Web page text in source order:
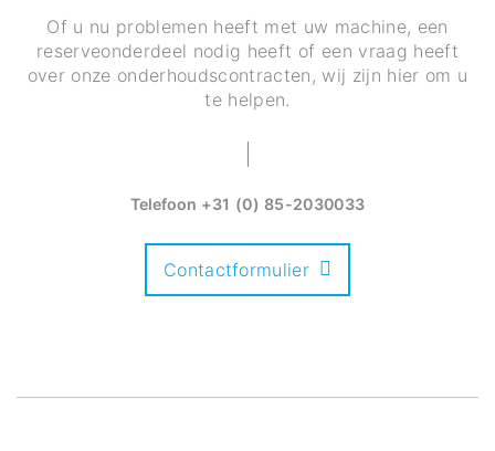
Of u nu problemen heeft met uw machine, een
reserveonderdeel nodig heeft of een vraag heeft
over onze onderhoudscontracten, wij zijn hier om u
te helpen.
Telefoon +31 (0) 85-2030033
Contactformulier